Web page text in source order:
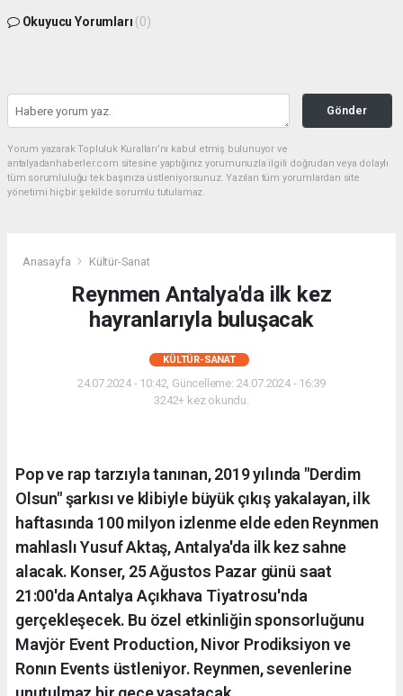
Okuyucu Yorumları (0)
Gönder
Yorum yazarak Topluluk Kuralları’nı kabul etmiş bulunuyor ve
antalyadanhaberler.com sitesine yaptığınız yorumunuzla ilgili doğrudan veya dolaylı
tüm sorumluluğu tek başınıza üstleniyorsunuz. Yazılan tüm yorumlardan site
yönetimi hiçbir şekilde sorumlu tutulamaz.
Anasayfa Kültür-Sanat
Reynmen Antalya'da ilk kez
hayranlarıyla buluşacak
KÜLTÜR-SANAT
24.07.2024 - 10:42, Güncelleme: 24.07.2024 - 16:39
3242+ kez okundu.
Pop ve rap tarzıyla tanınan, 2019 yılında "Derdim
Olsun" şarkısı ve klibiyle büyük çıkış yakalayan, ilk
haftasında 100 milyon izlenme elde eden Reynmen
mahlaslı Yusuf Aktaş, Antalya'da ilk kez sahne
alacak. Konser, 25 Ağustos Pazar günü saat
21:00'da Antalya Açıkhava Tiyatrosu'nda
gerçekleşecek. Bu özel etkinliğin sponsorluğunu
Mavjör Event Production, Nivor Prodiksiyon ve
Ronın Events üstleniyor. Reynmen, sevenlerine